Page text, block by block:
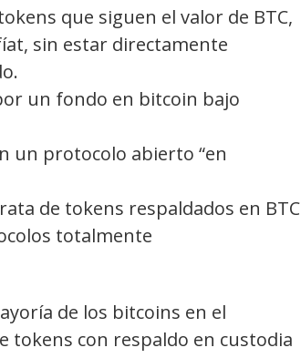
que siguen el valor de BTC,
sin estar directamente
un fondo en bitcoin bajo
un protocolo abierto “en
de tokens respaldados en BTC
totalmente
de los bitcoins en el
tokens con respaldo en custodia